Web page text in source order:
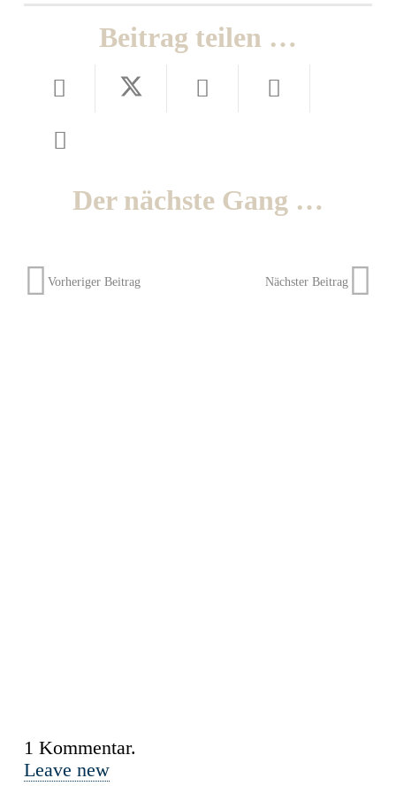
Beitrag teilen …
Der nächste Gang …
Vorheriger Beitrag Nächster Beitrag
1 Kommentar.
Leave new